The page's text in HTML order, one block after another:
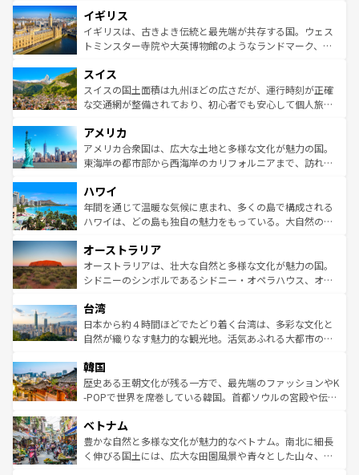
いる。シャンパンの発祥地であるランス、プロヴァンスの
香り高いラベンダー畑など、多彩な楽しみ方が可能だ。さ
らに、パリ以外の地域にも魅力が溢れており、どの街角に
れる地方に足を運ぶとそれぞれで全く異なる文化を体験で
きるだろう。 なお、新着のフランス情報はコンテンツ一覧
を参照してほしい。
顔を持つこの国は、どこを歩いても飽きることがない。ベ
ルリンの文化的活気、バイエルン州のアルプスの絶景、そ
してライン川沿いのワイン畑といった風景は必見。ビール
は、お酒好きな人にはぜひ体験してほしい。 なお、新着の
ドイツ情報はコンテンツ一覧を参照してほしい。
イギリス
イギリスは、古きよき伝統と最先端が共存する国。ウェス
トミンスター寺院や大英博物館のようなランドマーク、歴
リアごとに異なる魅力がある。また、優雅なアフタヌーン
ティー、ビール好きにはたまらない英国パブ、サッカー観
戦など、本場だからこそできる体験も豊富。イギリスを旅
ンツ一覧を参照してほしい。
スイス
スイスの国土面積は九州ほどの広さだが、運行時刻が正確
な交通網が整備されており、初心者でも安心して個人旅行
の建物がそのまま残る町や、スイスならではのユニークな
博物館もあり、アルプス観光だけでなく町歩きも満喫する
ことができる。国民の所得が高いため物価も高いが、旅行
ば市内交通費無料で観光を楽しむこともできる。 なお、新
着のスイス情報はコンテンツ一覧 を参照してほしい。
アメリカ
アメリカ合衆国は、広大な土地と多様な文化が魅力の国。
東海岸の都市部から西海岸のカリフォルニアまで、訪れる
のような巨大都市は、観光、ショッピング、エンターテイ
ンメントが詰まった刺激的なスポットだ。一方、アメリカ
西部には大自然が広がり、グランドキャニオンやイエロー
部のニューオーリンズでは、音楽と美食が融合した独特の
文化が魅力。旅行者はアメリカの各地域で異なる魅力を楽
しみながら、その多様性と豊かな歴史を感じることができ
ならではの贅沢な旅のスタイルだ。 なお、新着のアメリカ
情報はコンテンツ一覧を参照してほしい。
ハワイ
年間を通じて温暖な気候に恵まれ、多くの島で構成される
ハワイは、どの島も独自の魅力をもっている。大自然の神
ワイ島は見逃せない。また、定番の観光地といえばオアフ
島だが、静かな自然を求めるならマウイ島やカウアイ島が
おすすめ。エメラルドグリーンに輝く海をはじめ、豊かな
れるおもてなしの心で訪れる人々を迎えてくれるハワイの
人々、おいしいローカルフードやハワイアンミュージッ
ク、伝統的なフラダンスなど、すべてがハワイの魅力を彩
ワイを、存分に味わってほしい。 なお、新着のハワイ情報
はコンテンツ一覧を参照してほしい。
オーストラリア
オーストラリアは、壮大な自然と多様な文化が魅力の国。
シドニーのシンボルであるシドニー・オペラハウス、オー
リアリーフや大陸中央部にそびえるウルル（エアーズロッ
ク）、タスマニアの美しい原生林やケアンズの熱帯雨林な
ど、見どころがたくさん。また、カフェやワイン、オージ
いる。アクティビティも充実しており、サーフィンやダイ
ビング、ハイキングなど、アウトドア好きにはたまらな
い。オーストラリアの多彩な魅力を存分に味わいつくそ
参照してほしい。
台湾
日本から約４時間ほどでたどり着く台湾は、多彩な文化と
自然が織りなす魅力的な観光地。活気あふれる大都市の台
ン）、静ひつな山岳地帯である台湾東部など、都市の喧騒
と山間の静けさが共存しており、訪れる人に新しい発見と
驚きをもたらしてくれる。また、奥深い台湾の食文化も魅
容にもいいと評判のスイーツなど、バラエティ豊かな料理
が味わえる。 なお、新着の台湾情報は コンテンツ一覧を参
照してほしい。
韓国
歴史ある王朝文化が残る一方で、最先端のファッションやK
-POPで世界を席巻している韓国。首都ソウルの宮殿や伝統
き、地方に足を延ばせば四季折々の自然美を楽しむことが
できる。そして、キムチや焼肉、絶品のストリートフード
まで、さまざまな韓国料理が待っている。夜には、韓国な
ベトナム
豊かな自然と多様な文化が魅力的なベトナム。南北に細長
く伸びる国土には、広大な田園風景や青々とした山々、世